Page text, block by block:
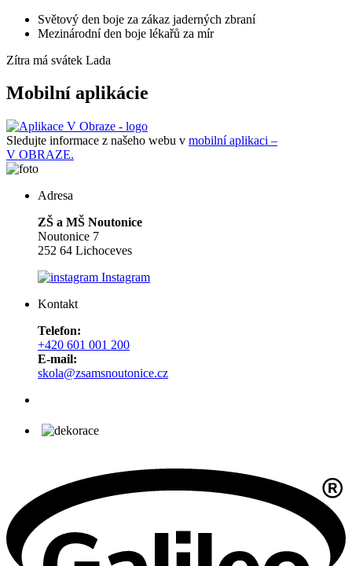
Světový den boje za zákaz jaderných zbraní
Mezinárodní den boje lékařů za mír
Zítra má svátek Lada
Mobilní aplikácie
Sledujte informace z našeho webu v mobilní aplikaci –
V OBRAZE.
Adresa
ZŠ a MŠ Noutonice
Noutonice 7
252 64 Lichoceves
Instagram
Kontakt
Telefon:
+420 601 001 200
E-mail:
skola@zsamsnoutonice.cz